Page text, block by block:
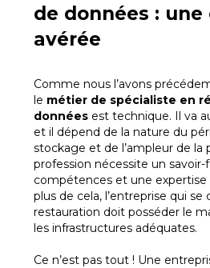
de données :
avérée
Comme nous l’avons
le métier de spécialiste en
données est technique. Il va
et il dépend de la nature du
stockage et de l’ampleur de la
profession nécessite un savoir-
compétences et une expertise
plus de cela, l’entreprise qui se
restauration doit posséder le
les infrastructures adéquates.
Ce n’est pas tout ! Une